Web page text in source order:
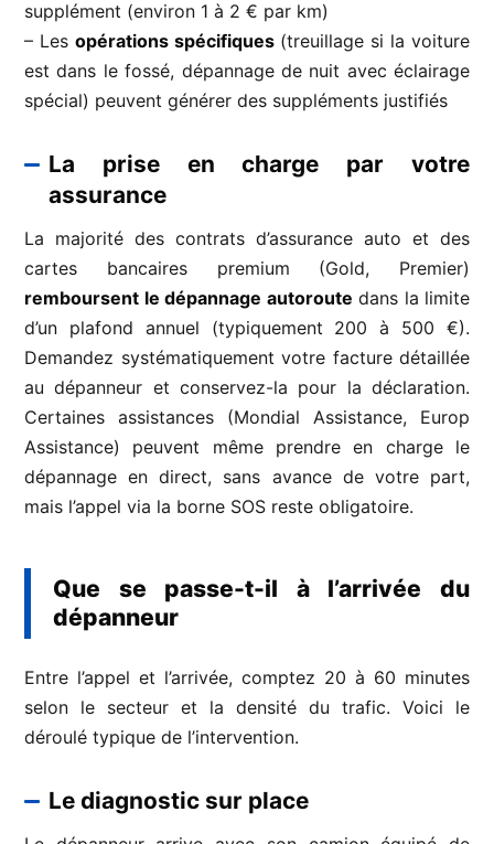
supplément (environ 1 à 2 € par km)
– Les opérations spécifiques(treuillage si la voiture
est dans le fossé, dépannage de nuit avec éclairage
spécial) peuvent générer des suppléments justifiés
La prise en charge par votre
assurance
La majorité des contrats d’assurance auto et des
cartes bancaires premium (Gold, Premier)
remboursent le dépannage autoroute dans la limite
d’un plafond annuel (typiquement 200 à 500 €).
Demandez systématiquement votre facture détaillée
au dépanneur et conservez-la pour la déclaration.
Certaines assistances (Mondial Assistance, Europ
Assistance) peuvent même prendre en charge le
dépannage en direct, sans avance de votre part,
mais l’appel via la borne SOS reste obligatoire.
Que se passe-t-il à l’arrivée du
dépanneur
Entre l’appel et l’arrivée, comptez 20 à 60 minutes
selon le secteur et la densité du trafic. Voici le
déroulé typique de l’intervention.
Le diagnostic sur place